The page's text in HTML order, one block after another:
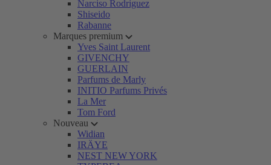
Narciso Rodriguez
Shiseido
Rabanne
Marques premium
Yves Saint Laurent
GIVENCHY
GUERLAIN
Parfums de Marly
INITIO Parfums Privés
La Mer
Tom Ford
Nouveau
Widian
IRÄYE
NEST NEW YORK